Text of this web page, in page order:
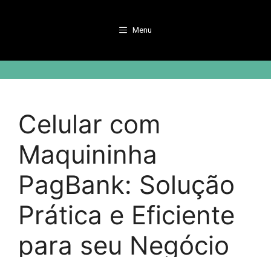
Menu
Celular com
Maquininha
PagBank: Solução
Prática e Eficiente
para seu Negócio